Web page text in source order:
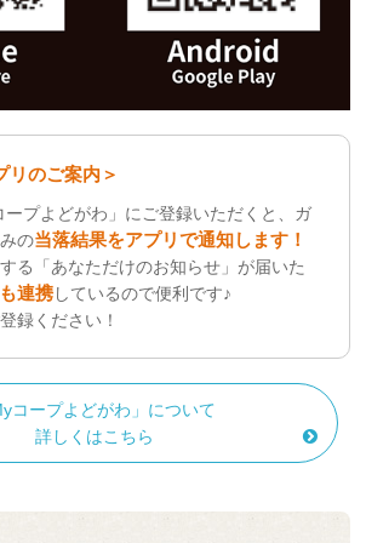
リのご案内＞
プよどがわ」にご登録いただくと、ガ
の当落結果をアプリで通知します！
る「あなただけのお知らせ」が届いた
連携しているので便利です♪
録ください！
コープよどがわ」について
詳しくはこちら